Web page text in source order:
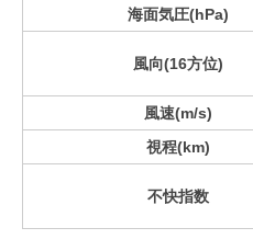
海面気圧(hPa)
風向(16方位)
風速(m/s)
視程(km)
不快指数